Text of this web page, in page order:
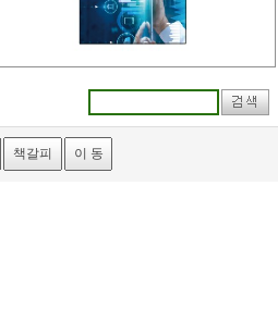
책갈피 이 동